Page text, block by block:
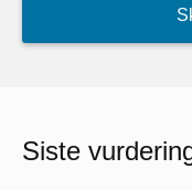
Siste